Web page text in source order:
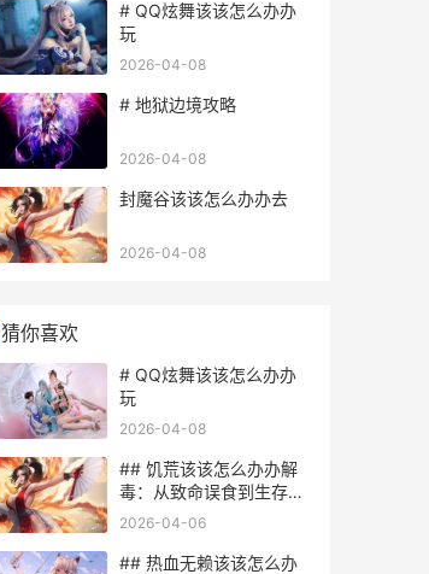
# QQ炫舞该该怎么办办
玩
2026-04-08
# 地狱边境攻略
2026-04-08
封魔谷该该怎么办办去
2026-04-08
猜你喜欢
# QQ炫舞该该怎么办办
玩
2026-04-08
## 饥荒该该怎么办办解
毒：从致命误食到生存智
慧的千年探索
2026-04-06
## 热血无赖该该怎么办